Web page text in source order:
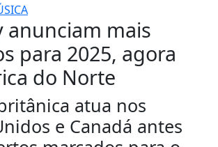
anunciam mais
para 2025, agora
do Norte
atua nos
e Canadá antes